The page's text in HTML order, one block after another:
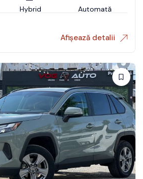
Hybrid Automată
Afișează detalii